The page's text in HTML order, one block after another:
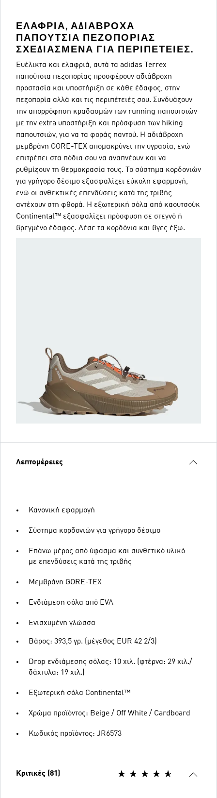
ΕΛΑΦΡΙΆ, ΑΔΙΆΒΡΟΧΑ
ΠΑΠΟΎΤΣΙΑ ΠΕΖΟΠΟΡΊΑΣ
ΣΧΕΔΙΑΣΜΈΝΑ ΓΙΑ ΠΕΡΙΠΈΤΕΙΕΣ.
Ευέλικτα και ελαφριά, αυτά τα adidas Terrex
παπούτσια πεζοπορίας προσφέρουν αδιάβροχη
προστασία και υποστήριξη σε κάθε έδαφος, στην
πεζοπορία αλλά και τις περιπέτειές σου. Συνδυάζουν
την απορρόφηση κραδασμών των running παπουτσιών
με την extra υποστήριξη και πρόσφυση των hiking
παπουτσιών, για να τα φοράς παντού. Η αδιάβροχη
μεμβράνη GORE-TEX απομακρύνει την υγρασία, ενώ
επιτρέπει στα πόδια σου να αναπνέουν και να
ρυθμίζουν τη θερμοκρασία τους. Το σύστημα κορδονιών
για γρήγορο δέσιμο εξασφαλίζει εύκολη εφαρμογή,
ενώ οι ανθεκτικές επενδύσεις κατά της τριβής
αντέχουν στη φθορά. Η εξωτερική σόλα από καουτσούκ
Continental™ εξασφαλίζει πρόσφυση σε στεγνό ή
βρεγμένο έδαφος. Δέσε τα κορδόνια και βγες έξω.
Λεπτομέρειες
Κανονική εφαρμογή
Σύστημα κορδονιών για γρήγορο δέσιμο
Επάνω μέρος από ύφασμα και συνθετικό υλικό
με επενδύσεις κατά της τριβής
Μεμβράνη GORE-TEX
Ενδιάμεση σόλα από EVA
Ενισχυμένη γλώσσα
Βάρος: 393,5 γρ. (μέγεθος EUR 42 2/3)
Drop ενδιάμεσης σόλας: 10 χιλ. (φτέρνα: 29 χιλ./
δάχτυλα: 19 χιλ.)
Εξωτερική σόλα Continental™
Χρώμα προϊόντος: Beige / Off White / Cardboard
Κωδικός προϊόντος: JR6573
Κριτικές (81)